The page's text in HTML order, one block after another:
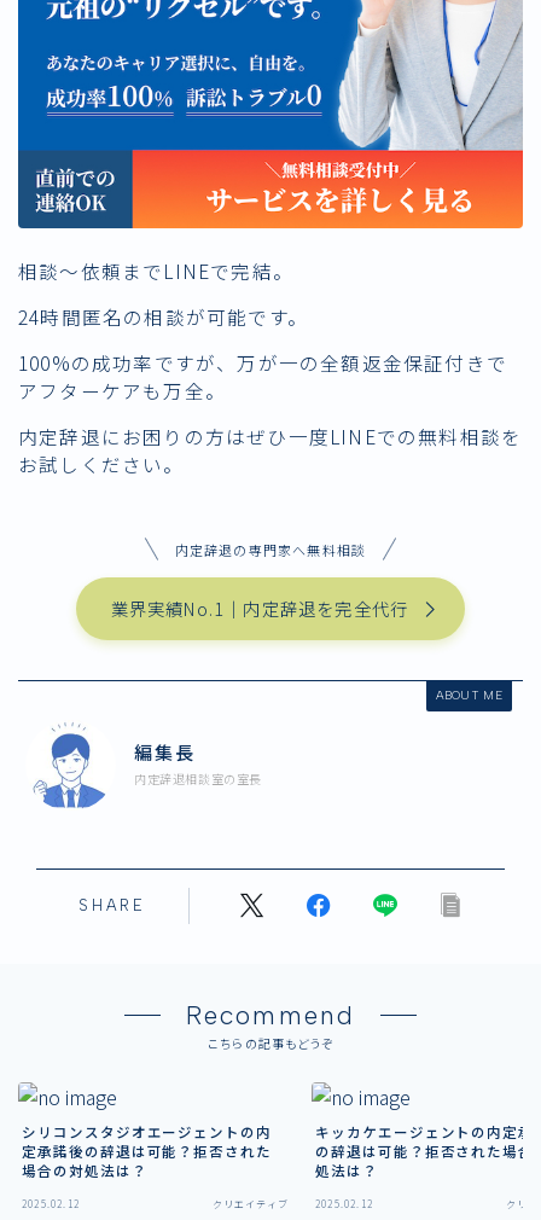
相談〜依頼までLINEで完結。
24時間匿名の相談が可能です。
100%の成功率ですが、万が一の全額返金保証付きで
アフターケアも万全。
内定辞退にお困りの方はぜひ一度LINEでの無料相談を
お試しください。
内定辞退の専門家へ無料相談
業界実績No.1｜内定辞退を完全代行
ABOUT ME
編集長
内定辞退相談室の室長
SHARE
Recommend
こちらの記事もどうぞ
シリコンスタジオエージェントの内
定承諾後の辞退は可能？拒否された
場合の対処法は？
2025.02.12 クリエイティブ
キッカケエージェントの内定承
の辞退は可能？拒否された場合
処法は？
2025.02.12 クリ